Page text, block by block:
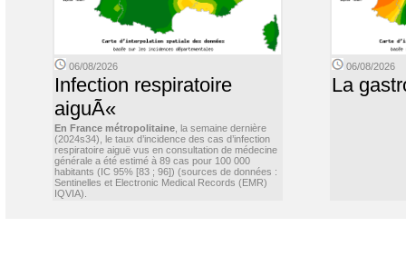
06/08/2026
Infection respiratoire
aiguÃ«
En France métropolitaine , la semaine dernière
(2024s34), le taux d’incidence des cas d’infection
respiratoire aiguë vus en consultation de médecine
générale a été estimé à 89 cas pour 100 000
habitants (IC 95% [83 ; 96]) (sources de données :
Sentinelles et Electronic Medical Records (EMR)
IQVIA).
06/08/2026
La